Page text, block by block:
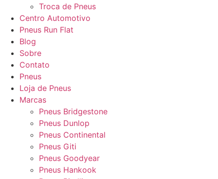
Troca de Pneus
Centro Automotivo
Pneus Run Flat
Blog
Sobre
Contato
Pneus
Loja de Pneus
Marcas
Pneus Bridgestone
Pneus Dunlop
Pneus Continental
Pneus Giti
Pneus Goodyear
Pneus Hankook